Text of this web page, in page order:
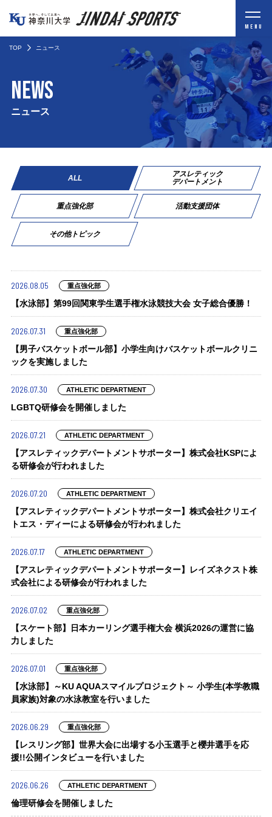
MENU
TOP ニュース
NEWS
ニュース
ALL
アスレティック
デパートメント
重点強化部 活動支援団体
その他トピック
2026.08.05 重点強化部
【水泳部】第99回関東学生選手権水泳競技大会 女子総合優勝！
2026.07.31 重点強化部
【男子バスケットボール部】小学生向けバスケットボールクリニ
ックを実施しました
2026.07.30 ATHLETIC DEPARTMENT
LGBTQ研修会を開催しました
2026.07.21 ATHLETIC DEPARTMENT
【アスレティックデパートメントサポーター】株式会社KSPによ
る研修会が行われました
2026.07.20 ATHLETIC DEPARTMENT
【アスレティックデパートメントサポーター】株式会社クリエイ
トエス・ディーによる研修会が行われました
2026.07.17 ATHLETIC DEPARTMENT
【アスレティックデパートメントサポーター】レイズネクスト株
式会社による研修会が行われました
2026.07.02 重点強化部
【スケート部】日本カーリング選手権大会 横浜2026の運営に協
力しました
2026.07.01 重点強化部
【水泳部】～KU AQUAスマイルプロジェクト～ 小学生(本学教職
員家族)対象の水泳教室を行いました
2026.06.29 重点強化部
【レスリング部】世界大会に出場する小玉選手と櫻井選手を応
援!!公開インタビューを行いました
2026.06.26 ATHLETIC DEPARTMENT
倫理研修会を開催しました